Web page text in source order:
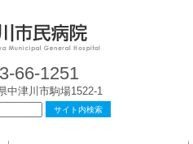
66-1251
中津川市駒場1522-1